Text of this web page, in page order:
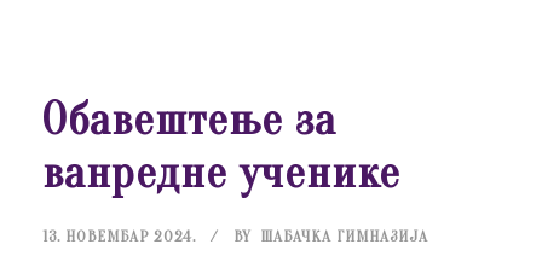
Обавештење за
ванредне ученике
13. НОВЕМБАР 2024. BY ШАБАЧКА ГИМНАЗИЈА